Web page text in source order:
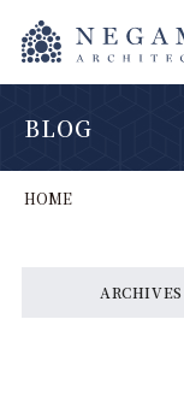
BLOG
HOME
ARCHIVES